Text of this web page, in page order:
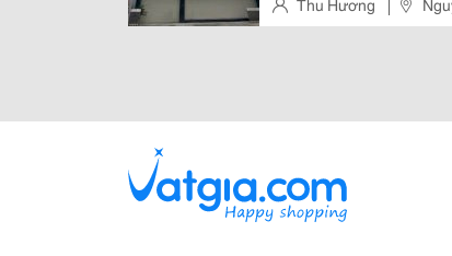
Thu Hương